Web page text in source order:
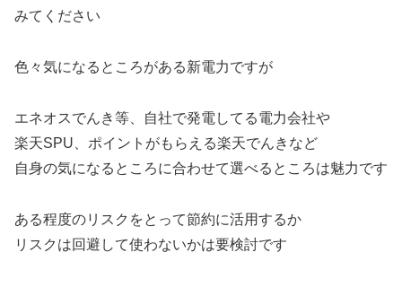
みてください
色々気になるところがある新電力ですが
エネオスでんき等、自社で発電してる電力会社や
楽天SPU、ポイントがもらえる楽天でんきなど
自身の気になるところに合わせて選べるところは魅力です
ある程度のリスクをとって節約に活用するか
リスクは回避して使わないかは要検討です